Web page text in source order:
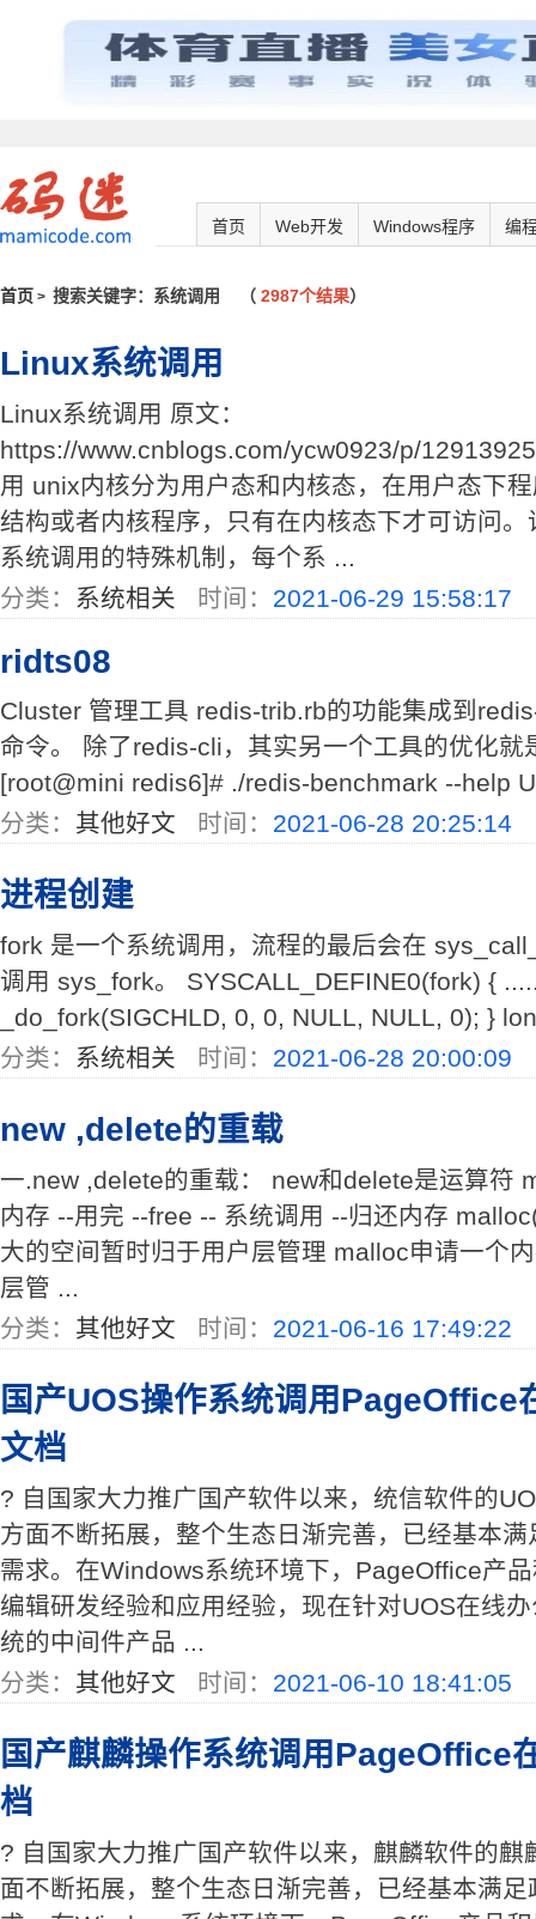
首页 Web开发 Windows程序 编
首页 > 搜索关键字：系统调用 （ 2987个结果）
Linux系统调用
Linux系统调用 原文：
https://www.cnblogs.com/ycw0923/p/
用 unix内核分为用户态和内核态，在用户态下
结构或者内核程序，只有在内核态下才可访问
系统调用的特殊机制，每个系 ...
分类： 系统相关 时间： 2021-06-29 15:58:17
ridts08
Cluster 管理工具 redis-trib.rb的功能集成到
命令。 除了redis-cli，其实另一个工具的优化
[root@mini redis6]# ./redis-benchmark --help
分类： 其他好文 时间： 2021-06-28 20:25:14
进程创建
fork 是一个系统调用，流程的最后会在
调用 sys_fork。 SYSCALL_DEFINE0(fork) {
_do_fork(SIGCHLD, 0, 0, NULL, NULL, 0); }
分类： 系统相关 时间： 2021-06-28 20:00:09
new ,delete的重载
一.new ,delete的重载： new和delete是运算符
内存 --用完 --free -- 系统调用 --归还内存
大的空间暂时归于用户层管理 malloc申请一个
层管 ...
分类： 其他好文 时间： 2021-06-16 17:49:22
国产UOS操作系统调用PageOffice
文档
? 自国家大力推广国产软件以来，统信软件的
方面不断拓展，整个生态日渐完善，已经基本
需求。在Windows系统环境下，PageOffice产
编辑研发经验和应用经验，现在针对UOS在线
统的中间件产品 ...
分类： 其他好文 时间： 2021-06-10 18:41:05
国产麒麟操作系统调用PageOffice
档
? 自国家大力推广国产软件以来，麒麟软件的
面不断拓展，整个生态日渐完善，已经基本满